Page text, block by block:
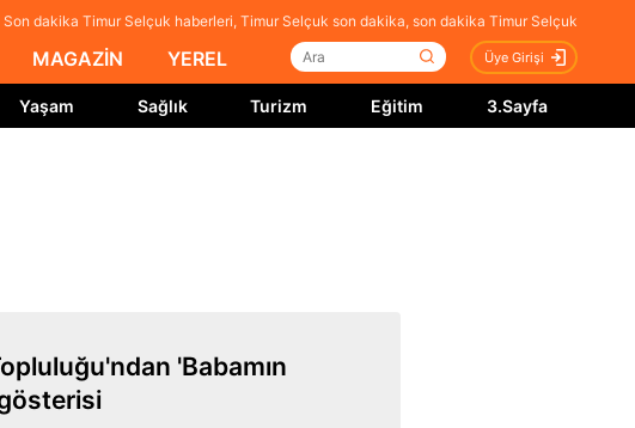
Son dakika Timur Selçuk haberleri, Timur Selçuk son dakika, son dakika Timur Selçuk
MAGAZİN YEREL Üye Girişi
Yaşam Sağlık Turizm Eğitim 3.Sayfa
'Babamın